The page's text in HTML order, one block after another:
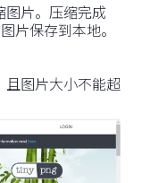
图片。压缩完成
片保存到本地。
且图片大小不能超